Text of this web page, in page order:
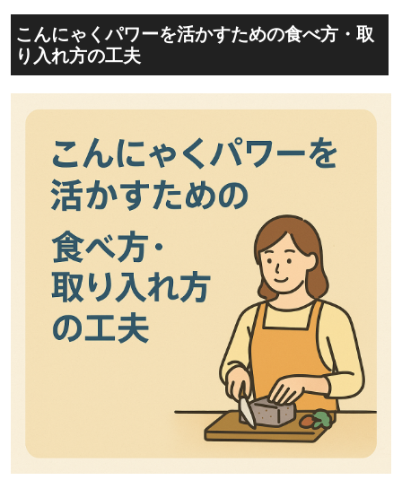
こんにゃくパワーを活かすための食べ方・取
り入れ方の工夫